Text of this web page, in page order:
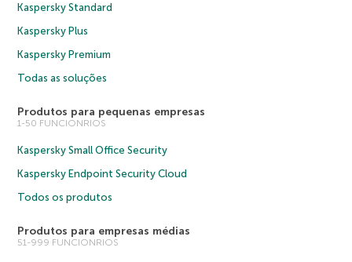
Kaspersky Standard
Kaspersky Plus
Kaspersky Premium
Todas as soluções
Produtos para pequenas empresas
1-50 FUNCIONRIOS
Kaspersky Small Office Security
Kaspersky Endpoint Security Cloud
Todos os produtos
Produtos para empresas médias
51-999 FUNCIONRIOS